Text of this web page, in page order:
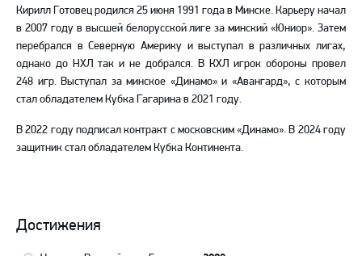
Кирилл Готовец родился 25 июня 1991 года в Минске. Карьеру начал
в 2007 году в высшей белорусской лиге за минский «Юниор». Затем
перебрался в Северную Америку и выступал в различных лигах,
однако до НХЛ так и не добрался. В КХЛ игрок обороны провел
248 игр. Выступал за минское «Динамо» и «Авангард», с которым
стал обладателем Кубка Гагарина в 2021 году.
В 2022 году подписал контракт с московским «Динамо». В 2024 году
защитник стал обладателем Кубка Континента.
Достижения